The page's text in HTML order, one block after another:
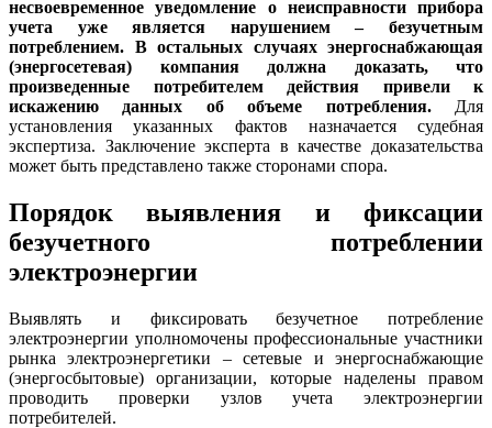
несвоевременное уведомление о неисправности прибора
учета уже является нарушением – безучетным
потреблением. В остальных случаях энергоснабжающая
(энергосетевая) компания должна доказать, что
произведенные потребителем действия привели к
искажению данных об объеме потребления.Для
установления указанных фактов назначается судебная
экспертиза. Заключение эксперта в качестве доказательства
может быть представлено также сторонами спора.
Порядок выявления и фиксации
безучетного потреблении
электроэнергии
Выявлять и фиксировать безучетное потребление
электроэнергии уполномочены профессиональные участники
рынка электроэнергетики – сетевые и энергоснабжающие
(энергосбытовые) организации, которые наделены правом
проводить проверки узлов учета электроэнергии
потребителей.